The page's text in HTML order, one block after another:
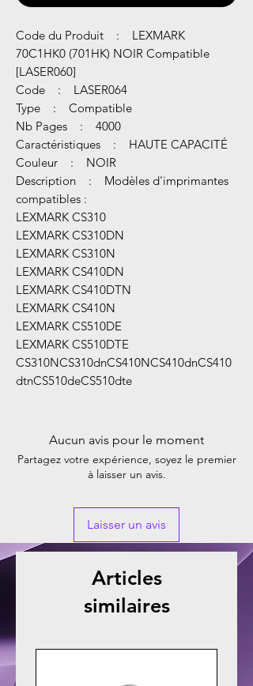
Code du Produit : LEXMARK
70C1HK0 (701HK) NOIR Compatible
[LASER060]
Code : LASER064
Type : Compatible
Nb Pages : 4000
Caractéristiques : HAUTE CAPACITÉ
Couleur : NOIR
Description : Modèles d'imprimantes
compatibles :
LEXMARK CS310
LEXMARK CS310DN
LEXMARK CS310N
LEXMARK CS410DN
LEXMARK CS410DTN
LEXMARK CS410N
LEXMARK CS510DE
LEXMARK CS510DTE
CS310NCS310dnCS410NCS410dnCS410
dtnCS510deCS510dte
Aucun avis pour le moment
Partagez votre expérience, soyez le premier
à laisser un avis.
Laisser un avis
Articles
similaires